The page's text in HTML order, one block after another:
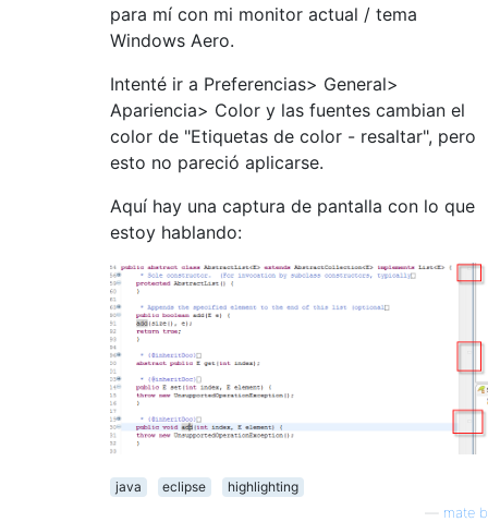
para mí con mi monitor actual / tema
Windows Aero.
Intenté ir a Preferencias> General>
Apariencia> Color y las fuentes cambian el
color de "Etiquetas de color - resaltar", pero
esto no pareció aplicarse.
Aquí hay una captura de pantalla con lo que
estoy hablando:
java eclipse
highlighting
mate b